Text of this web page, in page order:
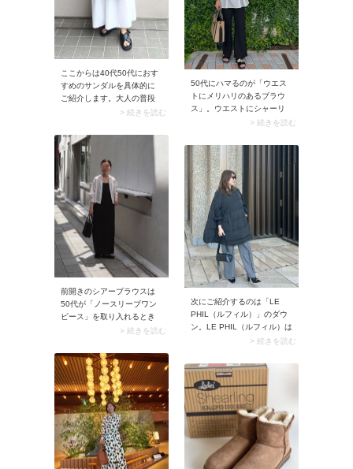
ここからは40代50代におす
すめのサンダルを具体的に
ご紹介します。大人の普段
使いにぴったりなのが「ク
ル」。幅広のストラップを
交差させたデザインは足の
甲を広めに覆うため、肌見
せ感が控えめ。また足をし
っかりホールドするので歩
きやすいですよ。
> 続きを読む
50代にハマるのが「ウエス
トにメリハリのあるブラウ
ス」。ウエストにシャーリ
ングやペプラム切り替えを
けでサマになる優れモノ。
コーデをよそ行きモードに
まとめて、お腹まわりもさ
りげなくカバーしてくれま
す。
> 続きを読む
前開きのシアーブラウスは
50代が「ノースリーブワン
ピース」を取り入れるとき
にうってつけ。ボタンをフ
のアウターとして使えて、
軽やかなレイヤードスタイ
ルに。ノースリーブの二の
腕も隠せて一石二鳥です。
> 続きを読む
次にご紹介するのは「LE
PHIL（ルフィル）」のダウ
ン。LE PHIL（ルフィル）は
シンプルモードな大人服が
めのブランド。他では見つ
からないようなおしゃれな
シルエットのダウンコート
に出会えますよ。
> 続きを読む